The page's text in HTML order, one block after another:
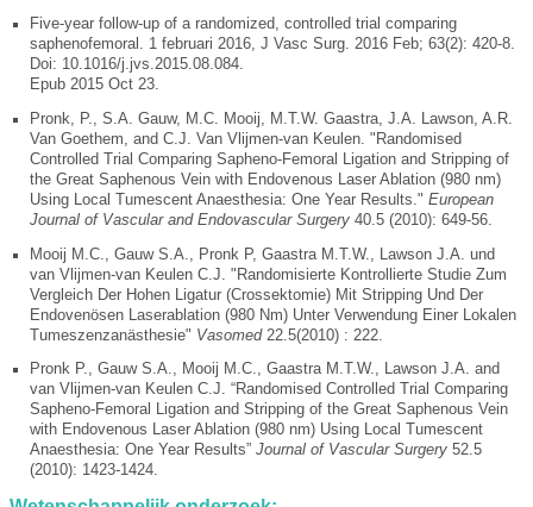
Five-year follow-up of a randomized, controlled trial comparing
saphenofemoral. 1 februari 2016, J Vasc Surg. 2016 Feb; 63(2): 420-8.
Doi: 10.1016/j.jvs.2015.08.084.
Epub 2015 Oct 23.
Pronk, P., S.A. Gauw, M.C. Mooij, M.T.W. Gaastra, J.A. Lawson, A.R.
Van Goethem, and C.J. Van Vlijmen-van Keulen. "Randomised
Controlled Trial Comparing Sapheno-Femoral Ligation and Stripping of
the Great Saphenous Vein with Endovenous Laser Ablation (980 nm)
Using Local Tumescent Anaesthesia: One Year Results."European
Journal of Vascular and Endovascular Surgery 40.5 (2010): 649-56.
Mooij M.C., Gauw S.A., Pronk P, Gaastra M.T.W., Lawson J.A. und
van Vlijmen-van Keulen C.J. "Randomisierte Kontrollierte Studie Zum
Vergleich Der Hohen Ligatur (Crossektomie) Mit Stripping Und Der
Endovenösen Laserablation (980 Nm) Unter Verwendung Einer Lokalen
Tumeszenzanästhesie" Vasomed22.5(2010) : 222.
Pronk P., Gauw S.A., Mooij M.C., Gaastra M.T.W., Lawson J.A. and
van Vlijmen-van Keulen C.J. “Randomised Controlled Trial Comparing
Sapheno-Femoral Ligation and Stripping of the Great Saphenous Vein
with Endovenous Laser Ablation (980 nm) Using Local Tumescent
Anaesthesia: One Year Results”Journal of Vascular Surgery 52.5
(2010): 1423-1424.